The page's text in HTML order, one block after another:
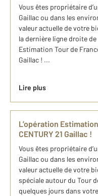
Vous êtes propriétaire
Gaillac ou dans les
valeur actuelle de votre
la dernière ligne droite
Estimation Tour de
Gaillac ! ...
Lire plus
L’opération
CENTURY 21 Gaillac !
Vous êtes propriétaire
Gaillac ou dans les
valeur actuelle de votre
spéciale autour du Tour
quelques jours dans votre